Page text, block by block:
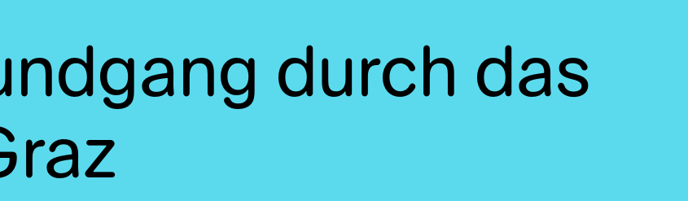
durch das